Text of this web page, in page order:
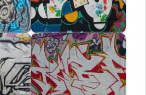
Immagine